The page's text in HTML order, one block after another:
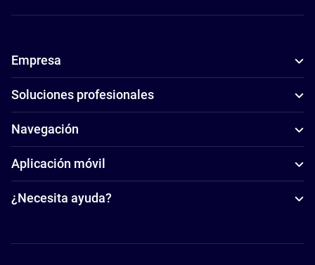
Empresa
Soluciones profesionales
Navegación
Aplicación móvil
¿Necesita ayuda?